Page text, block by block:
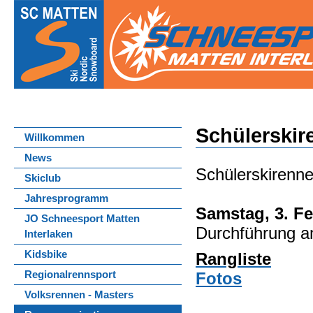
Willkommen
News
Skiclub
Jahresprogramm
JO Schneesport Matten
Interlaken
Kidsbike
Regionalrennsport
Volksrennen - Masters
Samstag, 3.
Durchführung
Rangliste
Fotos